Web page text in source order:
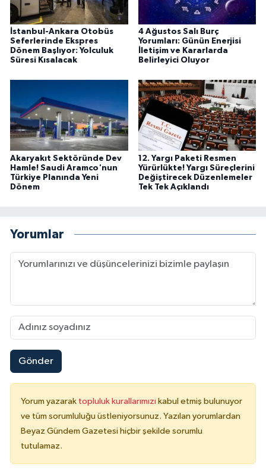
İstanbul-Ankara Otobüs
Seferlerinde Ekspres
Dönem Başlıyor: Yolculuk
Süresi Kısalacak
4 Ağustos Salı Burç
Yorumları: Günün Enerjisi
İletişim ve Kararlarda
Belirleyici Oluyor
Akaryakıt Sektöründe Dev
Hamle! Saudi Aramco'nun
Türkiye Planında Yeni
Dönem
12. Yargı Paketi Resmen
Yürürlükte! Yargı Süreçlerini
Değiştirecek Düzenlemeler
Tek Tek Açıklandı
Yorumlar
Gönder
Yorum yazarak topluluk kurallarımızı kabul etmiş bulunuyor
ve tüm sorumluluğu üstleniyorsunuz. Yazılan yorumlardan
Beyaz Gündem Gazetesi hiçbir şekilde sorumlu
tutulamaz.